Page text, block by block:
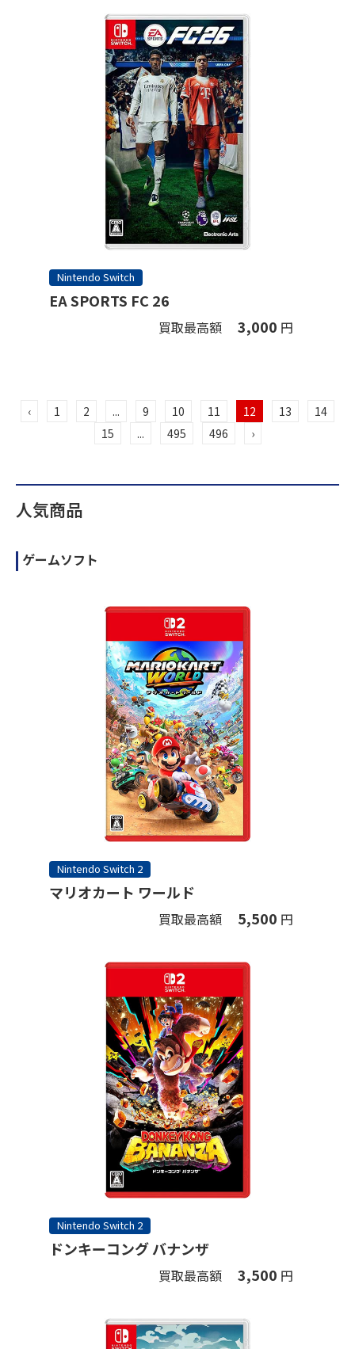
Nintendo Switch
EA SPORTS FC 26
買取最高額 3,000 円
‹ 1 2 ... 9 10 11 12 13
14
15
... 495 496 ›
人気商品
ゲームソフト
Nintendo Switch 2
マリオカート ワールド
買取最高額 5,500 円
Nintendo Switch 2
ドンキーコング バナンザ
買取最高額 3,500 円